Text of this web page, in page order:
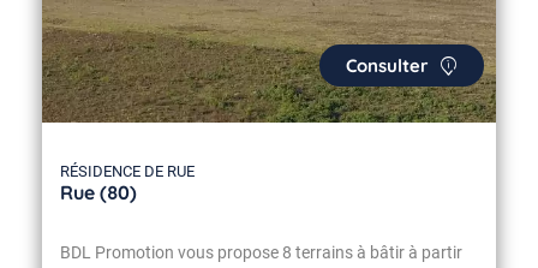
Consulter
RÉSIDENCE DE RUE
Rue (80)
BDL Promotion vous propose 8 terrains à bâtir à partir